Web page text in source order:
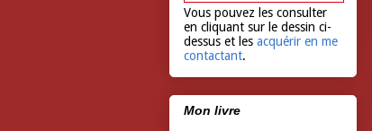
Vous pouvez les consulter
en cliquant sur le dessin ci-
dessus et les acquérir en me
contactant.
Mon livre